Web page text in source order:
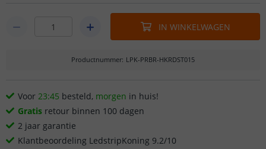
IN WINKELWAGEN
Productnummer: LPK-PRBR-HKRDST015
Voor 23:45 besteld, morgen in huis!
Gratis retour binnen 100 dagen
2 jaar garantie
Klantbeoordeling LedstripKoning 9.2/10